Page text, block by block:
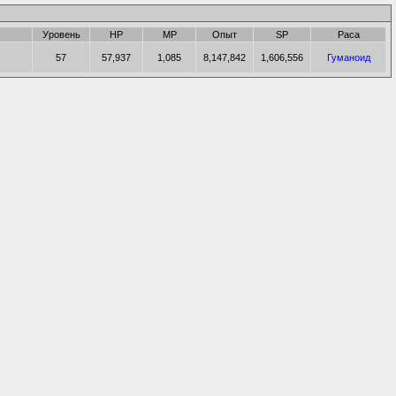
Уровень HP MP Опыт SP Раса
57 57,937 1,085 8,147,842 1,606,556 Гуманоид